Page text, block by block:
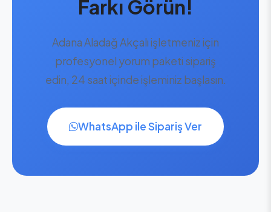
Farkı Görün!
Adana Aladağ Akçalı işletmeniz için
profesyonel yorum paketi sipariş
edin, 24 saat içinde işleminiz başlasın.
WhatsApp ile Sipariş Ver